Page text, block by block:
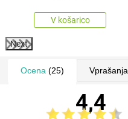
V košarico
Next
Ocena (25) Vprašanja
4,4